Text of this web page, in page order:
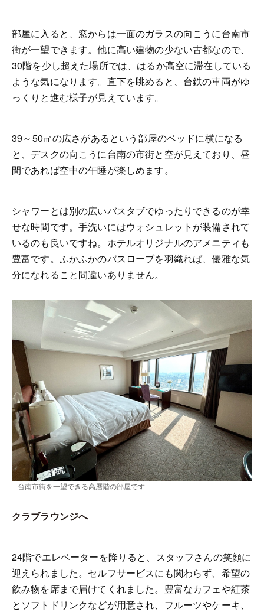
部屋に入ると、窓からは一面のガラスの向こうに台南市
街が一望できます。他に高い建物の少ない古都なので、
30階を少し超えた場所では、はるか高空に滞在している
ような気になります。直下を眺めると、台鉄の車両がゆ
っくりと進む様子が見えています。
39～50㎡の広さがあるという部屋のベッドに横になる
と、デスクの向こうに台南の市街と空が見えており、昼
間であれば空中の午睡が楽しめます。
シャワーとは別の広いバスタブでゆったりできるのが幸
せな時間です。手洗いにはウォシュレットが装備されて
いるのも良いですね。ホテルオリジナルのアメニティも
豊富です。ふかふかのバスローブを羽織れば、優雅な気
分になれること間違いありません。
台南市街を一望できる高層階の部屋です
クラブラウンジへ
24階でエレベーターを降りると、スタッフさんの笑顔に
迎えられました。セルフサービスにも関わらず、希望の
飲み物を席まで届けてくれました。豊富なカフェや紅茶
とソフトドリンクなどが用意され、フルーツやケーキ、